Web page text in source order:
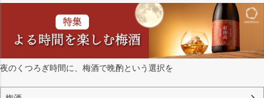
夜のくつろぎ時間に、梅酒で晩酌という選択を